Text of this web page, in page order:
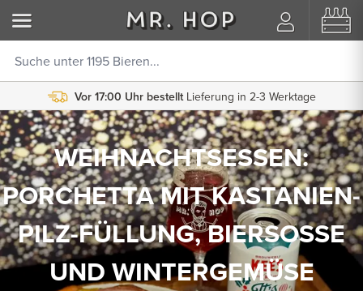
Vor 17:00 Uhr bestellt Lieferung in 2-3 Werktage
WEIHNACHTSESSEN:
PORCHETTA MIT KASTANIEN-
PILZ-FÜLLUNG, BIERSOSSE
UND WINTERGEMÜSE